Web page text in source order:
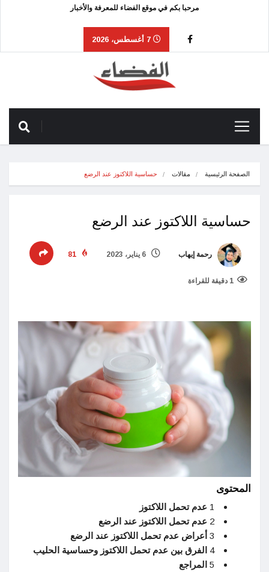
مرحبا بكم في موقع الفضاء للمعرفة والأخبار
الصفحة الرئيسية مقالات حساسية اللاكتوز عند الرضع
حساسية اللاكتوز عند الرضع
رحمة إيهاب
1 دقيقة للقراءة
المحتوى
1 عدم تحمل اللاكتوز
2 عدم تحمل اللاكتوز عند الرضع
3 أعراض عدم تحمل اللاكتوز عند الرضع
4 الفرق بين عدم تحمل اللاكتوز وحساسية الحليب
5 المراجع